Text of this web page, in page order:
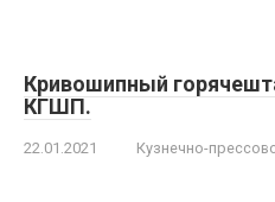
Кривошипный
КГШП.
22.01.2021 Кузнечно-